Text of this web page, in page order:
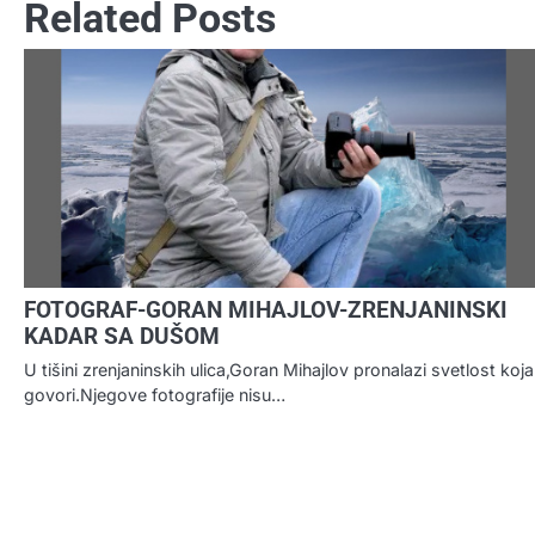
Related Posts
FOTOGRAF-GORAN MIHAJLOV-ZRENJANINSKI
KADAR SA DUŠOM
U tišini zrenjaninskih ulica,Goran Mihajlov pronalazi svetlost koja
govori.Njegove fotografije nisu…